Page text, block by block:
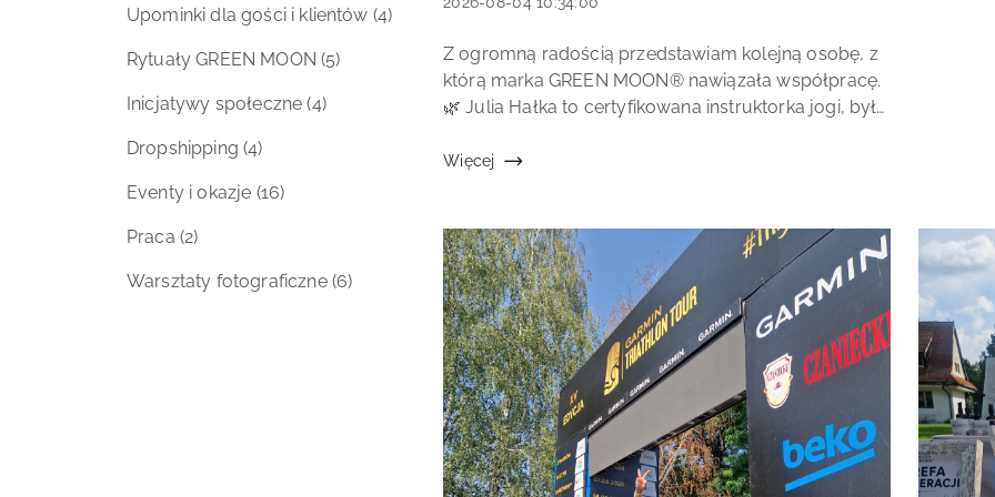
Upominki dla gości i klientów (4)
Rytuały GREEN MOON(5)
Inicjatywy społeczne(4)
Dropshipping(4)
Eventy i okazje (16)
Praca (2)
Warsztaty fotograficzne (6)
Treść
artykułu:
Z ogromną radością przedstawiam kolejną osobę, z
którą marka GREEN MOON® nawiązała współpracę.
🌿 Julia Hałka to certyfikowana instruktorka jogi, była
osoba, która od lat inspiruj...
Więcej